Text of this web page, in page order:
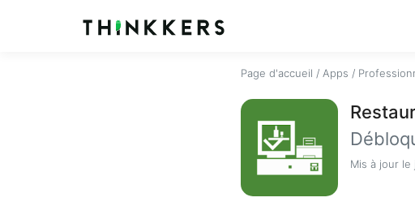
Page d'accueil / Apps /
Mis à jour